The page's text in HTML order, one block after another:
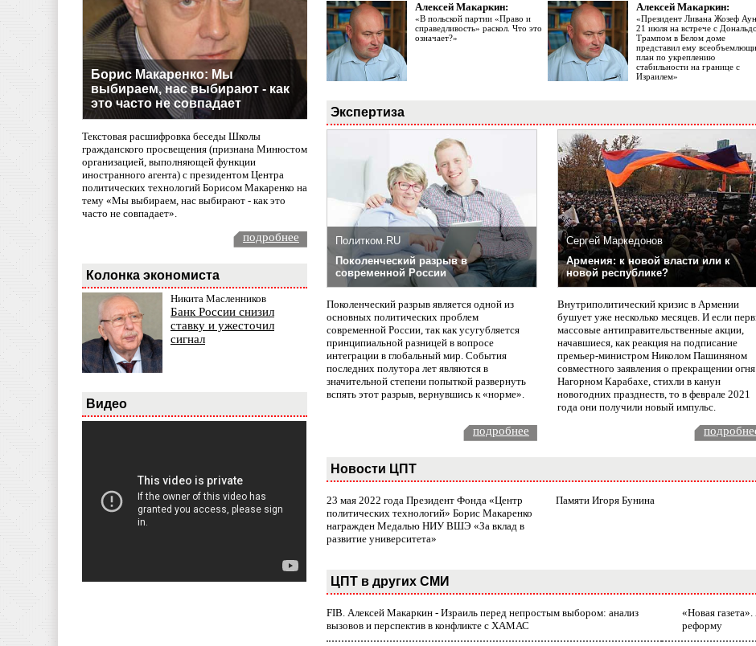
Борис Макаренко: Мы
выбираем, нас выбирают - как
это часто не совпадает
Текстовая расшифровка беседы Школы
гражданского просвещения (признана Минюстом
организацией, выполняющей функции
иностранного агента) с президентом Центра
политических технологий Борисом Макаренко на
тему «Мы выбираем, нас выбирают - как это
часто не совпадает».
подробнее
Колонка экономиста
Никита Масленников
Банк России снизил
ставку и ужесточил
сигнал
Видео
Алексей Макаркин:
«В польской партии «Право и
справедливость» раскол. Что это
означает?»
Алексей Макаркин:
«Президент Ливана Жозеф Аун
21 июля на встрече с
Трампом в Белом доме
представил ему
план по укреплению
стабильности на границе с
Израилем»
Экспертиза
Политком.RU
Поколенческий разрыв в
современной России
Поколенческий разрыв является одной из
основных политических проблем
современной России, так как усугубляется
принципиальной разницей в вопросе
интеграции в глобальный мир. События
последних полутора лет являются в
значительной степени попыткой развернуть
вспять этот разрыв, вернувшись к «норме».
Сергей Маркедонов
Армения: к новой власти или к
новой республике?
Внутриполитический кризис в Армении
бушует уже несколько месяцев. И если
массовые антиправительственные акции,
начавшиеся, как реакция на подписание
премьер-министром Николом Пашиняном
совместного заявления о прекращении
Нагорном Карабахе, стихли в канун
новогодних празднеств, то в феврале 2021
года они получили новый импульс.
подробнее
Новости ЦПТ
23 мая 2022 года Президент Фонда «Центр
политических технологий» Борис Макаренко
награжден Медалью НИУ ВШЭ «За вклад в
развитие университета»
Памяти Игоря Бунина
ЦПТ в других СМИ
FIB. Алексей Макаркин - Израиль перед непростым выбором: анализ
вызовов и перспектив в конфликте с ХАМАС
«Новая
реформу